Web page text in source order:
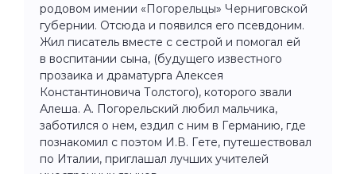
родовом имении «Погорельцы» Черниговской
губернии. Отсюда и появился его псевдоним.
Жил писатель вместе с сестрой и помогал ей
в воспитании сына, (будущего известного
прозаика и драматурга Алексея
Константиновича Толстого), которого звали
Алеша. А. Погорельский любил мальчика,
заботился о нем, ездил с ним в Германию, где
познакомил с поэтом И.В. Гете, путешествовал
по Италии, приглашал лучших учителей